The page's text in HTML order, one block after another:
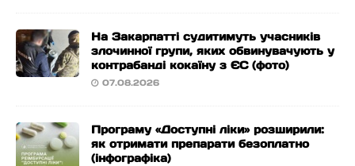
На Закарпатті судитимуть учасників
злочинної групи, яких обвинувачують у
контрабанді кокаїну з ЄС (фото)
07.08.2026
Програму «Доступні ліки» розширили:
як отримати препарати безоплатно
(інфографіка)